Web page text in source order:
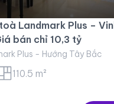
Landmark Plus –
bán chỉ 10,3 tỷ
Plus - Hướng Tây Bắc
110.5 m²